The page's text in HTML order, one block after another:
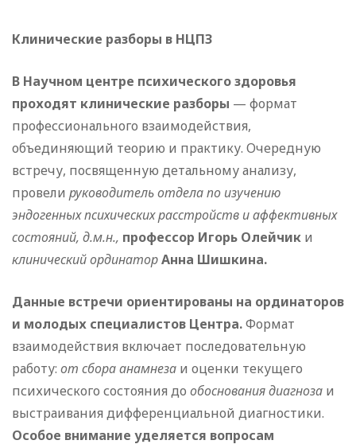
Клинические разборы в НЦПЗ
В Научном центре психического здоровья
проходят клинические разборы — формат
профессионального взаимодействия,
объединяющий теорию и практику. Очередную
встречу, посвященную детальному анализу,
провели руководитель отдела по изучению
эндогенных психических расстройств и аффективных
состояний, д.м.н., профессор Игорь Олейчик и
клинический ординаторАнна Шишкина.
Данные встречи ориентированы на ординаторов
и молодых специалистов Центра.Формат
взаимодействия включает последовательную
работу: от сбора анамнеза и оценки текущего
психического состояния до обоснования диагноза и
выстраивания дифференциальной диагностики.
Особое внимание уделяется вопросам